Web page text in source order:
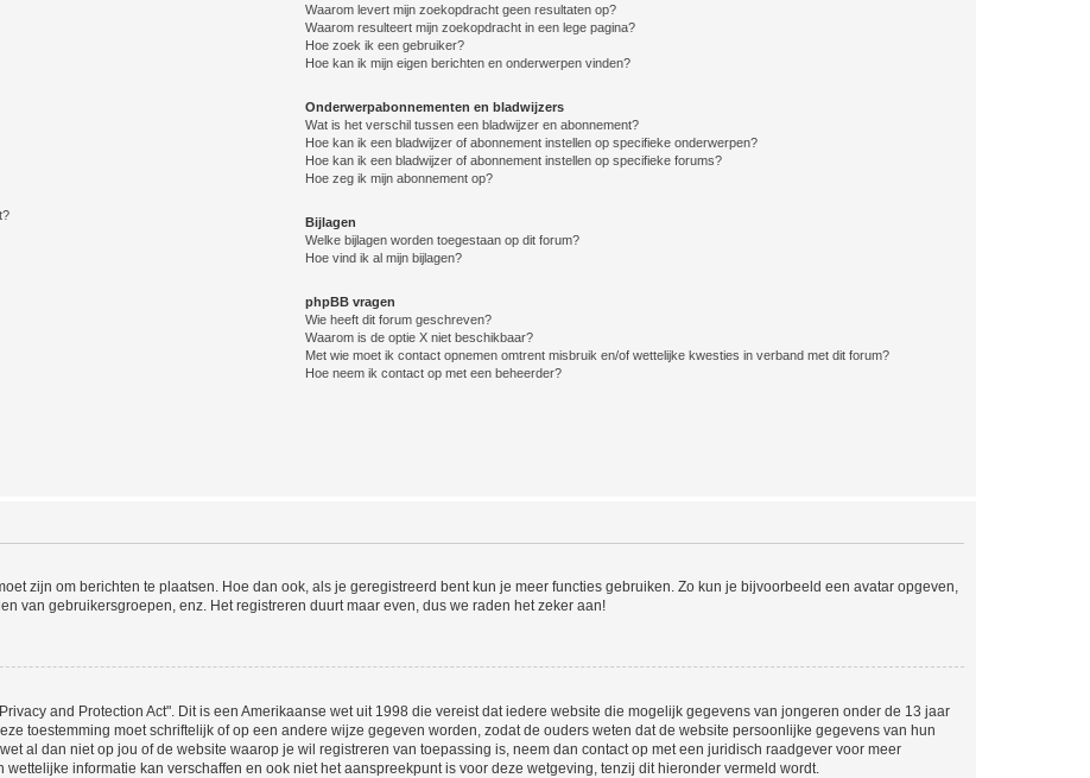
Waarom levert mijn zoekopdracht geen resultaten op?
Waarom resulteert mijn zoekopdracht in een lege pagina?
Hoe zoek ik een gebruiker?
Hoe kan ik mijn eigen berichten en onderwerpen vinden?
Onderwerpabonnementen en bladwijzers
Wat is het verschil tussen een bladwijzer en abonnement?
Hoe kan ik een bladwijzer of abonnement instellen op specifieke onderwerpen?
Hoe kan ik een bladwijzer of abonnement instellen op specifieke forums?
Hoe zeg ik mijn abonnement op?
Bijlagen
Welke bijlagen worden toegestaan op dit forum?
Hoe vind ik al mijn bijlagen?
phpBB vragen
Wie heeft dit forum geschreven?
Waarom is de optie X niet beschikbaar?
Met wie moet ik contact opnemen omtrent misbruik en/of wettelijke kwesties in verband met dit forum?
Hoe neem ik contact op met een beheerder?
zijn om berichten te plaatsen. Hoe dan ook, als je geregistreerd bent kun je meer functies gebruiken. Zo kun je bijvoorbeeld een avatar opgeven,
van gebruikersgroepen, enz. Het registreren duurt maar even, dus we raden het zeker aan!
and Protection Act". Dit is een Amerikaanse wet uit 1998 die vereist dat iedere website die mogelijk gegevens van jongeren onder de 13 jaar
toestemming moet schriftelijk of op een andere wijze gegeven worden, zodat de ouders weten dat de website persoonlijke gegevens van hun
al dan niet op jou of de website waarop je wil registreren van toepassing is, neem dan contact op met een juridisch raadgever voor meer
informatie kan verschaffen en ook niet het aanspreekpunt is voor deze wetgeving, tenzij dit hieronder vermeld wordt.